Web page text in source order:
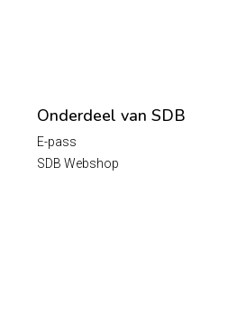
Onderdeel van SDB
E-pass
SDB Webshop